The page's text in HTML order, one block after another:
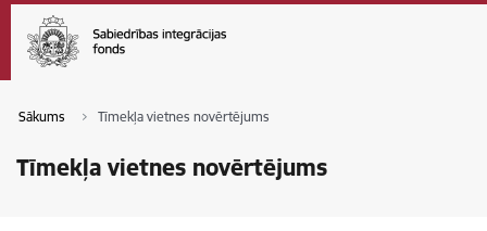
Sākums Tīmekļa vietnes novērtējums
Tīmekļa vietnes novērtējums